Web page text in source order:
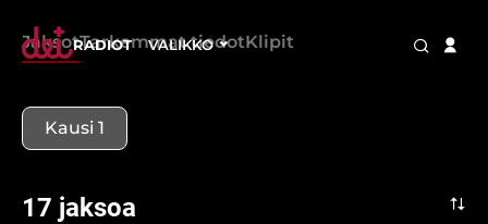
RADIOT VALIKKO
JaksotTarkemmat tiedotKlipit
Kausi 1
17 jaksoa